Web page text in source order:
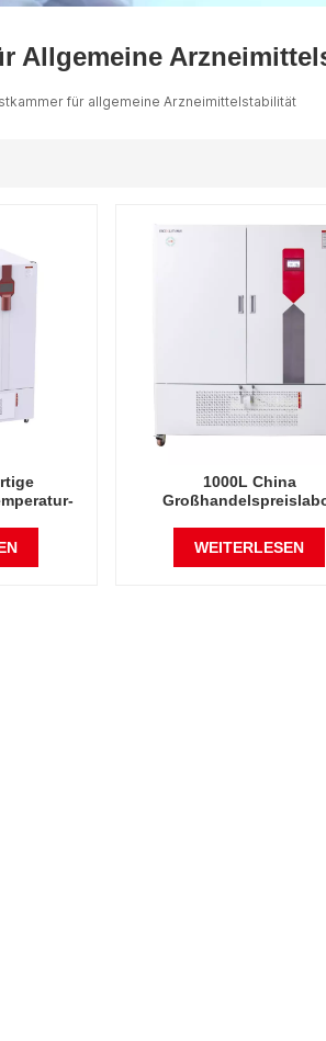
Allgemeine
für allgemeine Arzneimittelstabilität
1000L China
WEITERLESEN